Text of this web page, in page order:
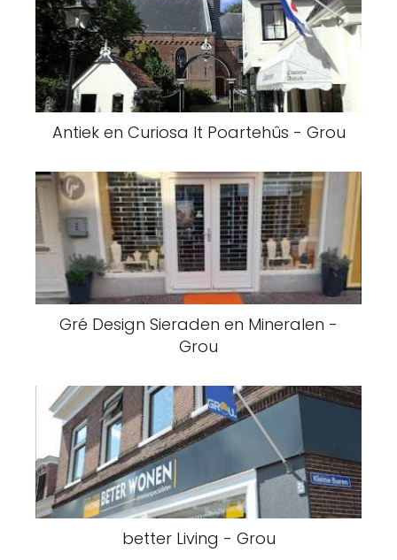
Antiek en Curiosa It Poartehûs - Grou
Gré Design Sieraden en Mineralen -
Grou
better Living - Grou